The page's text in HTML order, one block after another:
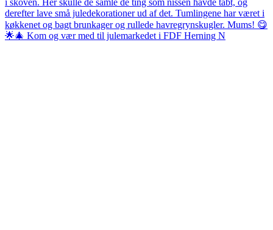
🌟🎄 Kom og vær med til julemarkedet i FDF Herning N